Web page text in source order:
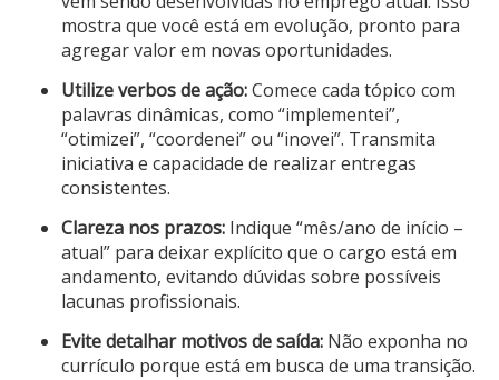
mostra que você está em evolução, pronto para
agregar valor em novas oportunidades.
Utilize verbos de ação:Comece cada tópico com
palavras dinâmicas, como “implementei”,
“otimizei”, “coordenei” ou “inovei”. Transmita
iniciativa e capacidade de realizar entregas
consistentes.
Clareza nos prazos: Indique “mês/ano de início –
atual” para deixar explícito que o cargo está em
andamento, evitando dúvidas sobre possíveis
lacunas profissionais.
Evite detalhar motivos de saída: Não exponha no
currículo porque está em busca de uma transição.